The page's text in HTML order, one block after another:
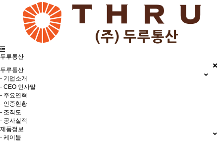
두루통산
두루통산
- 기업소개
- CEO 인사말
- 주요연혁
- 인증현황
- 조직도
- 공사실적
제품정보
- 케이블